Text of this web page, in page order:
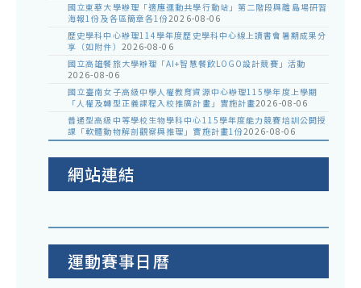
國立東華大學辦理「適應運動共學行動站」第二階段與離島場研習
海報1份及各區簡章各1份2026-08-06
歷史學科中心辦理114學年度歷史學科中心線上讀書會暑期成果分
享（如附件） 2026-08-06
國立高雄餐旅大學辦理「AI+智慧餐飲LOGO設計競賽」活動
2026-08-06
國立臺南女子高級中學人權教育資源中心辦理115學年度上學期
「人權及轉型正義課程入校推廣計畫」實施計畫2026-08-06
普通型高級中等學校生物學科中心115學年度能力競賽培訓公開授
課「軟體動物解剖觀察與推理」實施計畫1份2026-08-06
網站連結
運動賽事日曆